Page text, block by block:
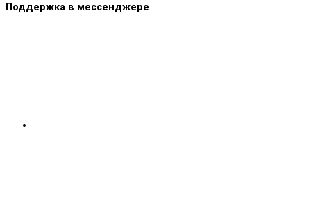
Поддержка в мессенджере